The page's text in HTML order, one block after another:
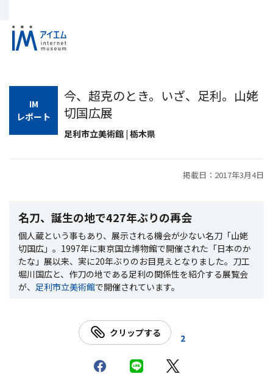
IM
レポート
今、超克のとき。いざ、足利。山姥
切国広展
足利市立美術館 | 栃木県
掲載日：2017年3月4日
名刀、誕生の地で427年ぶりの再会
個人蔵という事もあり、展示される機会が少ない名刀「山姥
切国広」。1997年に東京国立博物館で開催された「日本のか
たな」展以来、実に20年ぶりのお目見えとなりました。刀工
堀川国広と、作刀の地である足利の関係性を紹介する展覧会
が、 足利市立美術館で開催されています。
クリップする 2